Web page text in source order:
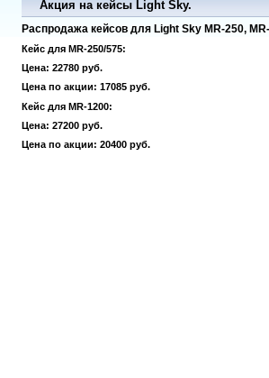
Акция на кейсы Light Sky.
Распродажа кейсов для Light Sky MR-250,
Кейс для MR-250/575:
Цена: 22780 руб.
Цена по акции: 17085 руб.
Кейс для MR-1200:
Цена: 27200 руб.
Цена по акции: 20400 руб.